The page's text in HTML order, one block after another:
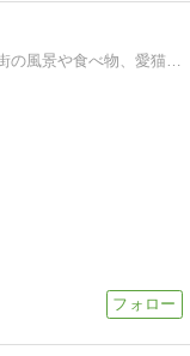
東京23区の花歴を書きとめていきます。街の風景や食べ物、愛猫、本・雑誌などに寄せて雑感を書いていきます。